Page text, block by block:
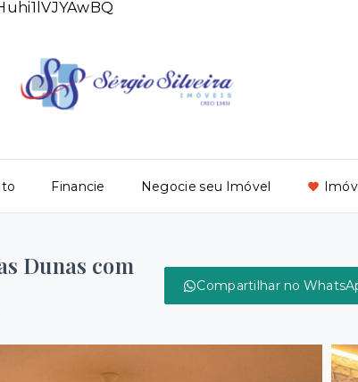
Financie Negocie seu Imóvel
Dunas com
Compartilhar no